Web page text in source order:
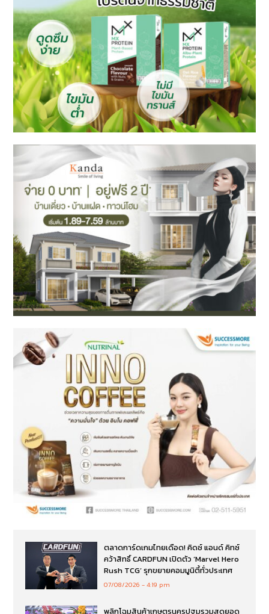
ตลาดการ์ดเกมไทยเดือด! คิดซ์ แอนด์ คิทซ์
คว้าสิทธิ์ CARDFUN เปิดตัว ‘Marvel Hero
Rush TCG’ รุกขยายคอมมูนิตี้ทั่วประเทศ
07/08/2026 4:19 pm
พลิกโฉมสินค้าเกษตรนครปฐมรวมสุดยอด